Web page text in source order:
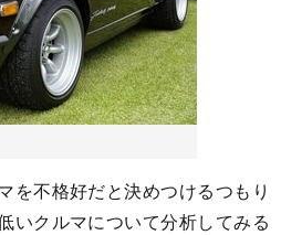
を不格好だと決めつけるつもり
いクルマについて分析してみる